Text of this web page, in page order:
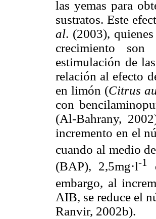
las yemas para
sustratos. Este
al. (2003),
crecimiento
estimulación de
relación al efecto
en limón (Citrus
con
(Al-Bahrany,
incremento en el
cuando al medio
(BAP), 2,5mg·l-1
embargo, al
AIB, se reduce el
Ranvir, 2002b).